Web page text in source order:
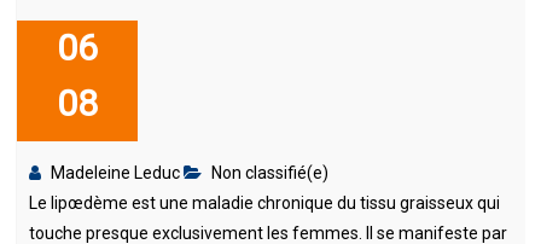
06
08
Madeleine Leduc
Non classifié(e)
Le lipœdème est une maladie chronique du tissu graisseux qui
touche presque exclusivement les femmes. Il se manifeste par